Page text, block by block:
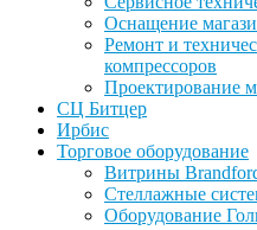
Оснащение
Ремонт и
компрессоров
Проектирование
СЦ Битцер
Ирбис
Торговое оборудование
Витрины
Стеллажные
Оборудование